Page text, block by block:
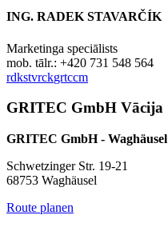
ING. RADEK STAVARČÍK
Marketinga speciālists
mob. tālr.: +420 731 548 564
rdkstvrckgrtccm
GRITEC GmbH Vācija
GRITEC GmbH - Waghäusel
Schwetzinger Str. 19-21
68753 Waghäusel
Route planen